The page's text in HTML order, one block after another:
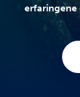
erfaringene